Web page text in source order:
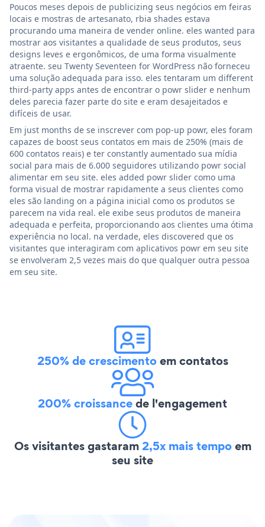
Poucos meses depois de publicizing seus negócios em feiras
locais e mostras de artesanato, rbia shades estava
procurando uma maneira de vender online. eles wanted para
mostrar aos visitantes a qualidade de seus produtos, seus
designs leves e ergonômicos, de uma forma visualmente
atraente. seu Twenty Seventeen for WordPress não forneceu
uma solução adequada para isso. eles tentaram um different
third-party apps antes de encontrar o powr slider e nenhum
deles parecia fazer parte do site e eram desajeitados e
difíceis de usar.
Em just months de se inscrever com pop-up powr, eles foram
capazes de boost seus contatos em mais de 250% (mais de
600 contatos reais) e ter constantly aumentado sua mídia
social para mais de 6.000 seguidores utilizando powr social
alimentar em seu site. eles added powr slider como uma
forma visual de mostrar rapidamente a seus clientes como
eles são landing on a página inicial como os produtos se
parecem na vida real. ele exibe seus produtos de maneira
adequada e perfeita, proporcionando aos clientes uma ótima
experiência no local. na verdade, eles discovered que os
visitantes que interagiram com aplicativos powr em seu site
se envolveram 2,5 vezes mais do que qualquer outra pessoa
em seu site.
250% de crescimentoem contatos
200% croissancede l'engagement
Os visitantes gastaram2,5x mais tempoem
seu site